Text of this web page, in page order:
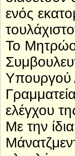
ενός
Το Μητρώο
Υπουργού
ελέγχου
Με την